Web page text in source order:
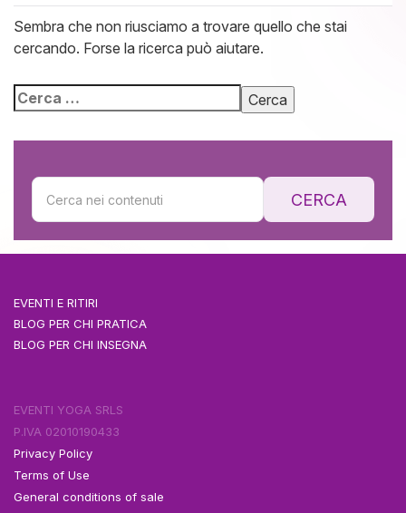
Sembra che non riusciamo a trovare quello che stai
cercando. Forse la ricerca può aiutare.
CERCA
EVENTI E RITIRI
BLOG PER CHI PRATICA
BLOG PER CHI INSEGNA
EVENTI YOGA SRLS
P.IVA 02010190433
Privacy Policy
Terms of Use
General conditions of sale